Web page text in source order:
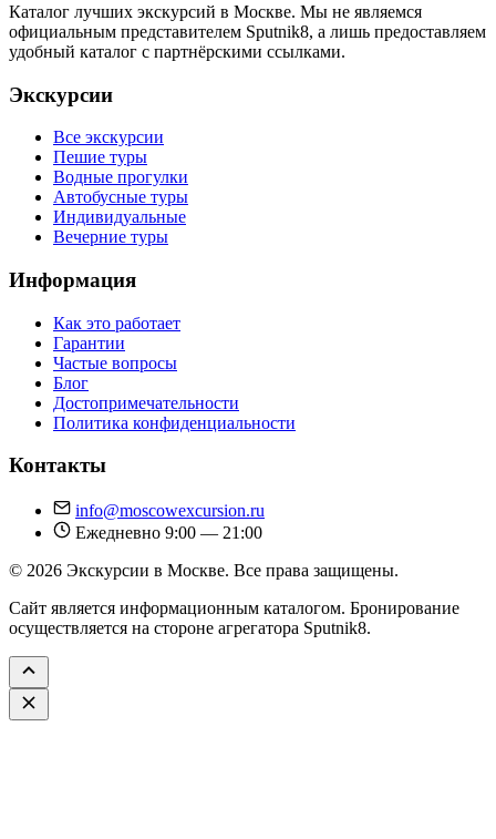
Каталог лучших экскурсий в Москве. Мы не являемся
официальным представителем Sputnik8, а лишь предоставляем
удобный каталог с партнёрскими ссылками.
Экскурсии
Все экскурсии
Пешие туры
Водные прогулки
Автобусные туры
Индивидуальные
Вечерние туры
Информация
Как это работает
Гарантии
Частые вопросы
Блог
Достопримечательности
Политика конфиденциальности
Контакты
info@moscowexcursion.ru
Ежедневно 9:00 — 21:00
© 2026 Экскурсии в Москве. Все права защищены.
Сайт является информационным каталогом. Бронирование
осуществляется на стороне агрегатора Sputnik8.